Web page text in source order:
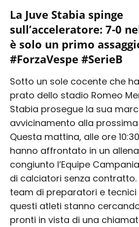
La Juve Stabia spinge
sull’acceleratore: 7-0
è solo un primo
#ForzaVespe #SerieB
Sotto un sole cocente che
prato dello stadio Romeo
Stabia prosegue la sua
avvicinamento alla
Questa mattina, alle ore
hanno affrontato in un
congiunto l’Equipe
di calciatori senza contratto.
team di preparatori e tecnici
questi atleti stanno
pronti in vista di una